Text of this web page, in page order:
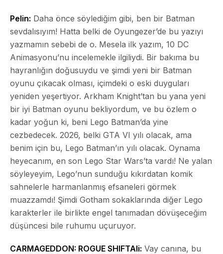
Pelin: Daha önce söylediğim gibi, ben bir Batman
sevdalısıyım! Hatta belki de Oyungezer’de bu yazıyı
yazmamın sebebi de o. Mesela ilk yazım, 10 DC
Animasyonu’nu incelemekle ilgiliydi. Bir bakıma bu
hayranlığın doğusuydu ve şimdi yeni bir Batman
oyunu çıkacak olması, içimdeki o eski duyguları
yeniden yeşertiyor. Arkham Knight’tan bu yana yeni
bir iyi Batman oyunu bekliyordum, ve bu özlem o
kadar yoğun ki, beni Lego Batman’da yine
cezbedecek. 2026, belki GTA VI yılı olacak, ama
benim için bu, Lego Batman’ın yılı olacak. Oynama
heyecanım, en son Lego Star Wars’ta vardı! Ne yalan
söyleyeyim, Lego’nun sunduğu kıkırdatan komik
sahnelerle harmanlanmış efsaneleri görmek
muazzamdı! Şimdi Gotham sokaklarında diğer Lego
karakterler ile birlikte engel tanımadan dövüşeceğim
düşüncesi bile ruhumu uçuruyor.
CARMAGEDDON: ROGUE SHIFTAli: Vay canına, bu